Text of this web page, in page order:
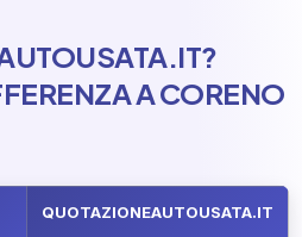
A CORENO
QUOTAZIONEAUTOUSATA.IT